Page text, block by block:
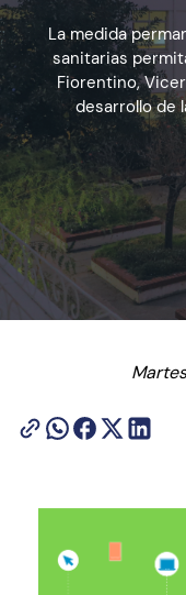
Acreditación
Admisión
Dirección de
Becas y Beneficios
Estudiantes
Biblioteca
La medida
sanitarias
Fiorentino,
desarrollo de